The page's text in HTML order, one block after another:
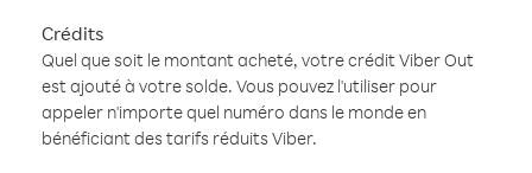
Crédits
Quel que soit le montant acheté, votre crédit Viber Out
est ajouté à votre solde. Vous pouvez l'utiliser pour
appeler n'importe quel numéro dans le monde en
bénéficiant des tarifs réduits Viber.